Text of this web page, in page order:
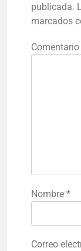
publicada.
marcados
Comentario
Nombre *
Correo